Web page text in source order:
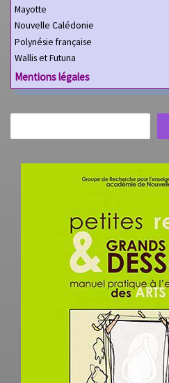
Mayotte
Nouvelle Calédonie
Polynésie française
Wallis et Futuna
Mentions légales